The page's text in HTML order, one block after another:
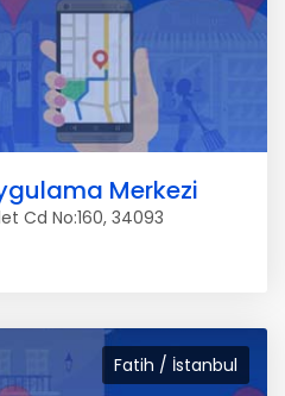
Merkezi
Cd No:160, 34093
Fatih / İstanbul